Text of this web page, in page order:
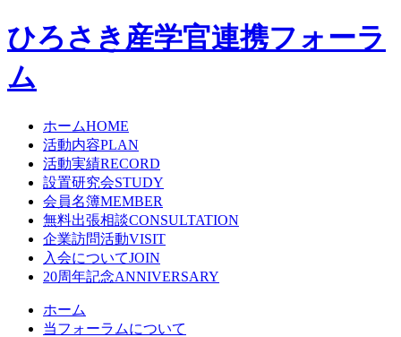
ひろさき産学官連携フォーラ
ム
ホームHOME
活動内容PLAN
活動実績RECORD
設置研究会STUDY
会員名簿MEMBER
無料出張相談CONSULTATION
企業訪問活動VISIT
入会についてJOIN
20周年記念ANNIVERSARY
ホーム
当フォーラムについて